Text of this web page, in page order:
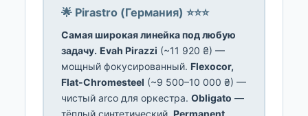
🌟 Pirastro (Германия) ⭐⭐⭐
Самая широкая линейка под любую
задачу. Evah Pirazzi (~11 920 ₴) —
мощный фокусированный. Flexocor,
Flat-Chromesteel (~9 500–10 000 ₴) —
чистый arco для оркестра. Obligato —
тёплый синтетический. Permanent,